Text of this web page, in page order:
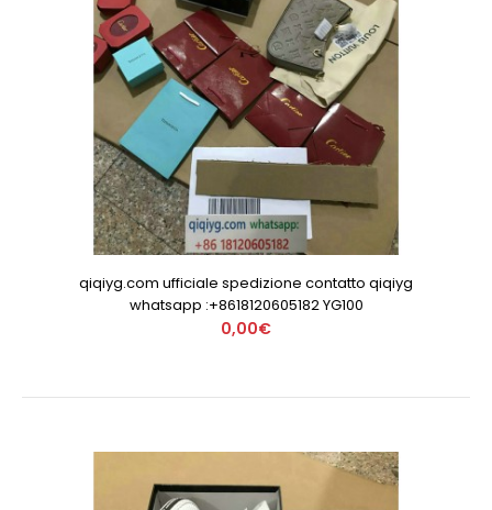
qiqiyg.com ufficiale spedizione contatto qiqiyg
whatsapp :+8618120605182 YG100
0,00€